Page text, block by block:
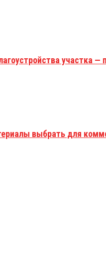
участка —
выбрать для